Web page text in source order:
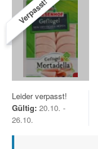
Verpasst!
Leider verpasst!
Gültig: 20.10. -
26.10.